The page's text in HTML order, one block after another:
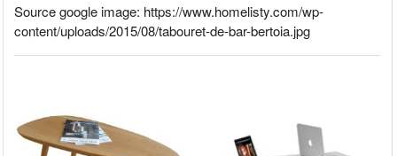
Source google image: https://www.homelisty.com/wp-
content/uploads/2015/08/tabouret-de-bar-bertoia.jpg